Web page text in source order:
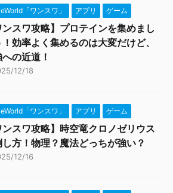
「ワンスワ」 アプリ ゲーム
ンスワ攻略】プロテインを集めまし
！効率よく集めるのは大変だけど、
の近道！
12/18
「ワンスワ」 アプリ ゲーム
ンスワ攻略】時空竜クロノゼリウス
方！物理？魔法どっちが強い？
12/16